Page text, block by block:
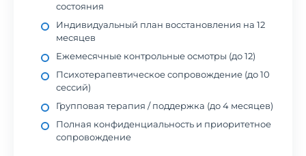
состояния
Индивидуальный план восстановления на 12
месяцев
Ежемесячные контрольные осмотры (до 12)
Психотерапевтическое сопровождение (до 10
сессий)
Групповая терапия / поддержка (до 4 месяцев)
Полная конфиденциальность и приоритетное
сопровождение